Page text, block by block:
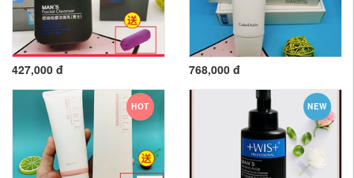
427,000 đ 768,000 đ
HOT NEW